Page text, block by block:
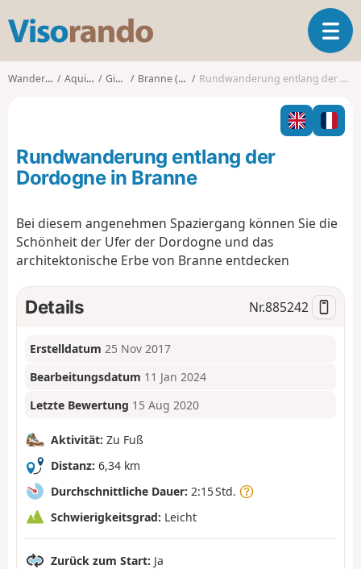
s
o
o
T
o
l
n
a
n
Wanderungen Aquitanien Gironde Branne (Gironde) Rundwanderung entlang der Dordogne in Branne
Rundwanderung entlang der
Dordogne in Branne
Bei diesem angenehmen Spaziergang können Sie die
Schönheit der Ufer der Dordogne und das
architektonische Erbe von Branne entdecken
Details Nr.885242
Erstelldatum 25 Nov 2017
Bearbeitungsdatum 11 Jan 2024
Letzte Bewertung 15 Aug 2020
Aktivität: Zu Fuß
Distanz: 6,34 km
Durchschnittliche Dauer: 2:15 Std.
Schwierigkeitsgrad: Leicht
Zurück zum Start: Ja